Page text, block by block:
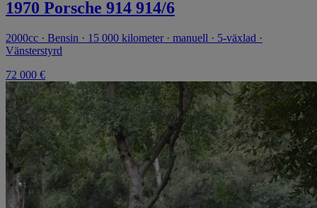
1970 Porsche 914 914/6
2000cc · Bensin · 15 000 kilometer · manuell · 5-växlad ·
Vänsterstyrd
72 000 €